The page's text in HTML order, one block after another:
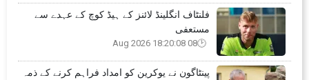
فلنٹاف انگلینڈ لائنز کے ہیڈ کوچ کے عہدے سے
مستعفی
08 Aug 2026 18:20:08
پینٹاگون نے یوکرین کو امداد فراہم کرنے کے ذمہ